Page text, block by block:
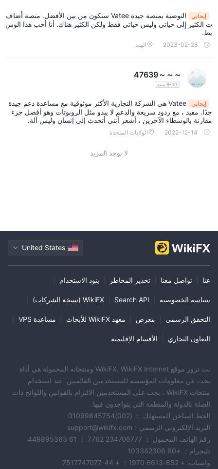
إيجابي
التوصية بمنصة جيدة Vatee ستكون من بين الأفضل. منصة أضاف
ت الكثير إلى حياتي وليس حياتي فقط ولكن الكثير هناك. أنا أحب هذا الوس
يط.
2023-02-28 الهند
～～～47639
6-10 سنة
إيجابي
Vatee هي الشركة التجارية الأكثر موثوقية مع مساعدة دعم جيدة
جدًا. مفيد ، مع ردود سريعة والدعم لا يبدو مثل الروبوتات وهو أفضل جزء
مقارنة بالوسطاء الآخرين ، أشعر أنني أتحدث إلى إنسان وليس آلة.
2022-12-14 الولايات المتحدة
لا يوجد المزيد
United States
عنا تواصل معنا تحذير المخاطر بنود الاستخدام
سياسة الخصوصية Search API WikiFX (نسخة الشركات)
التحقق الرسمي معرض معهد WikiFX للأبحاث مساعدة VPS
التعاون التجاري الأقسام الإقليمية
نت تزور موقع WikiFX. WikiFX Internet ومنتجاته المحمولة هي أداة
بحث عن معلومات المؤسسة للمستخدمين العالميين. عند استخدام
منتجات WikiFX ، يجب على المستخدمين الالتزام بالقوانين واللوائح ذات
الصلة بالدولة والمنطقة التي يتواجدون فيها.
الخط الساخن للمستهلك ： (002)01099845754
البريد الإلكتروني الرسمي：support@wikifx.com
رقم الهاتف المحمول ： 234706777 7762 ； 61 449895363
تليجرام： +60 103342306
واتساب: + 852-6613 1970； + 44-7517747077